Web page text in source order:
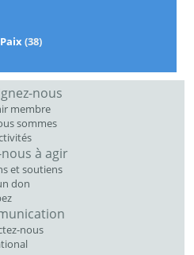
(38)
nous
membre
sommes
à agir
et soutiens
don
nous